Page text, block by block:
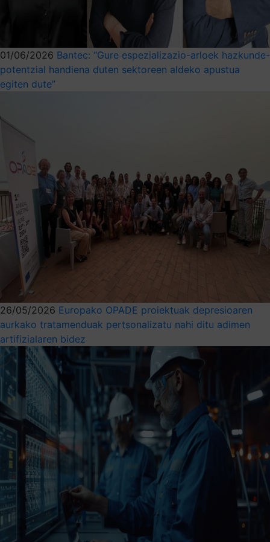
01/06/2026 Bantec: “Gure espezializazio-arloek hazkunde-
potentzial handiena duten sektoreen aldeko apustua
egiten dute”
26/05/2026 Europako OPADE proiektuak depresioaren
aurkako tratamenduak pertsonalizatu nahi ditu adimen
artifizialaren bidez